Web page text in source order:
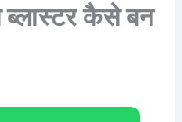
ब्लास्टर कैसे बन